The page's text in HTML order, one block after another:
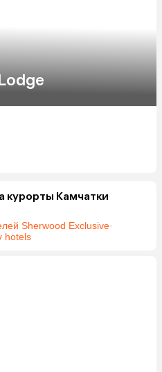
курорты Камчатки
Sherwood Exclusive·
hotels